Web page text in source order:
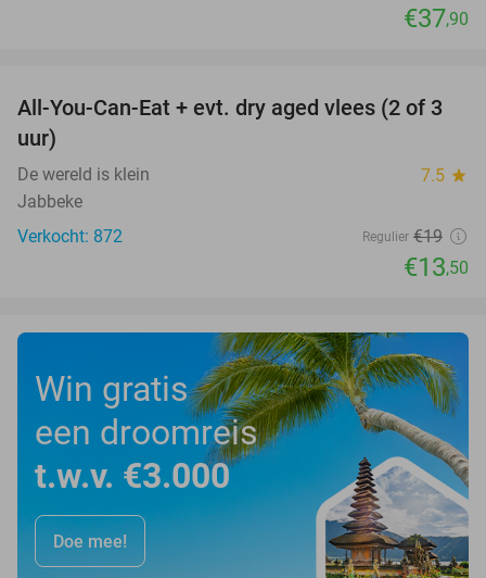
€37,90
29%
All-You-Can-Eat + evt. dry aged vlees (2 of 3
uur)
De wereld is klein 7.5 star
Jabbeke
Verkocht: 872
Regulier €19
€13,50
Win gratis
een droomreis
t.w.v. €3.000
Doe mee!